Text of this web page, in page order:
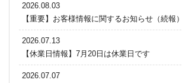
2026.08.03
【重要】お客様情報に関するお知らせ（続報）
2026.07.13
【休業日情報】7月20日は休業日です
2026.07.07